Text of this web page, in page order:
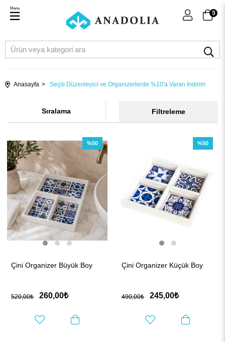
0
Menu
Anasayfa Seçili Düzenleyici ve Organizerlerde %10'a Varan İndirim
Filtreleme
Sıralama
Çini Organizer Büyük Boy
260,00₺
520,00₺
%50
Çini Organizer Küçük Boy
245,00₺
490,00₺
%50